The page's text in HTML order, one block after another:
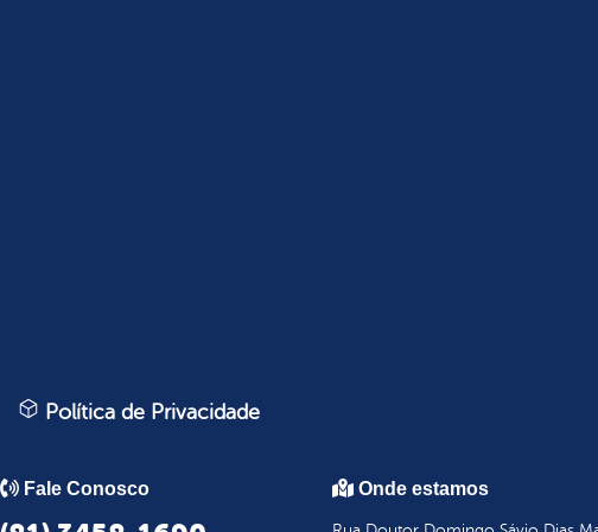
Política de Privacidade
Fale Conosco Onde estamos